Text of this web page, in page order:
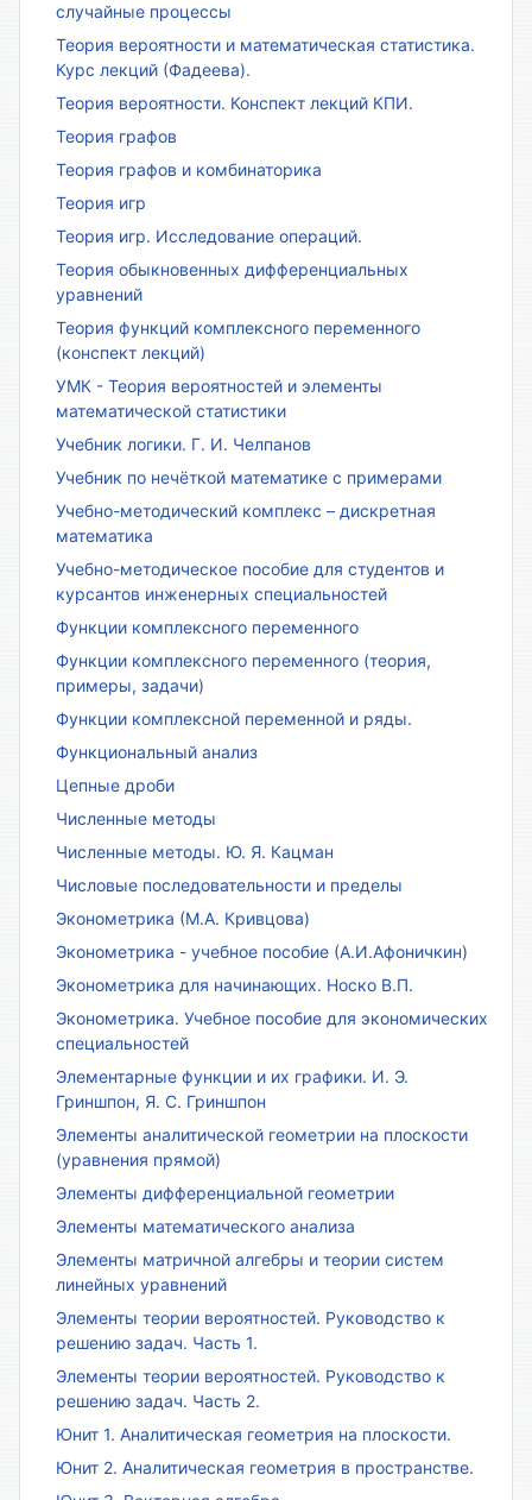
случайные процессы
Теория вероятности и математическая статистика.
Курс лекций (Фадеева).
Теория вероятности. Конспект лекций КПИ.
Теория графов
Теория графов и комбинаторика
Теория игр
Теория игр. Исследование операций.
Теория обыкновенных дифференциальных
уравнений
Теория функций комплексного переменного
(конспект лекций)
УМК - Теория вероятностей и элементы
математической статистики
Учебник логики. Г. И. Челпанов
Учебник по нечёткой математике с примерами
Учебно-методический комплекс – дискретная
математика
Учебно-методическое пособие для студентов и
курсантов инженерных специальностей
Функции комплексного переменного
Функции комплексного переменного (теория,
примеры, задачи)
Функции комплексной переменной и ряды.
Функциональный анализ
Цепные дроби
Численные методы
Численные методы. Ю. Я. Кацман
Числовые последовательности и пределы
Эконометрика (М.А. Кривцова)
Эконометрика - учебное пособие (А.И.Афоничкин)
Эконометрика для начинающих. Носко В.П.
Эконометрика. Учебное пособие для экономических
специальностей
Элементарные функции и их графики. И. Э.
Гриншпон, Я. С. Гриншпон
Элементы аналитической геометрии на плоскости
(уравнения прямой)
Элементы дифференциальной геометрии
Элементы математического анализа
Элементы матричной алгебры и теории систем
линейных уравнений
Элементы теории вероятностей. Руководство к
решению задач. Часть 1.
Элементы теории вероятностей. Руководство к
решению задач. Часть 2.
Юнит 1. Аналитическая геометрия на плоскости.
Юнит 2. Аналитическая геометрия в пространстве.